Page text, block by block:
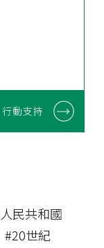
行動支持
民共和國
#20世紀